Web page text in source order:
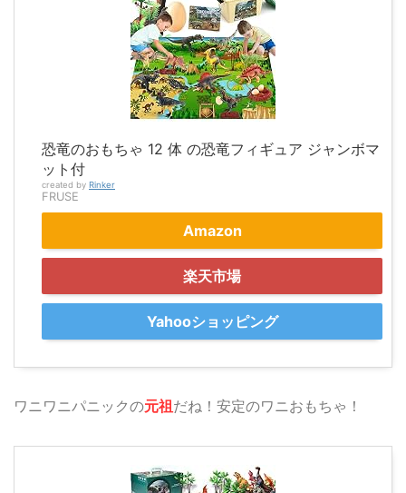
恐竜のおもちゃ 12 体 の恐竜フィギュア ジャンボマ
ット付
created by Rinker
FRUSE
Amazon
楽天市場
Yahooショッピング
ワニワニパニックの元祖だね！安定のワニおもちゃ！